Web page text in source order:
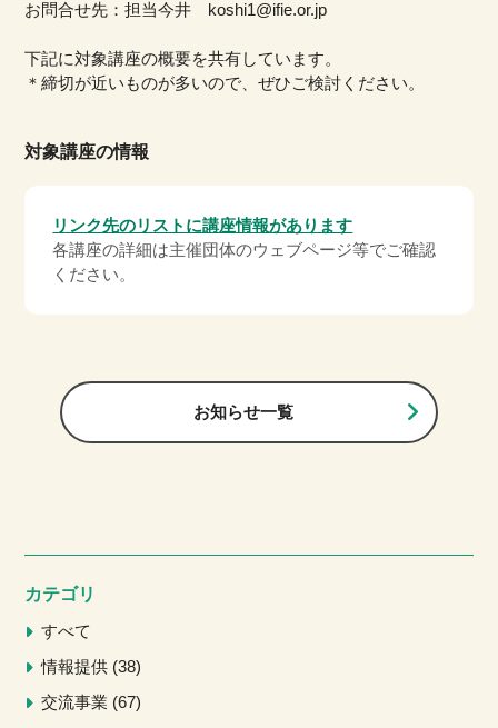
お問合せ先：担当今井 koshi1@ifie.or.jp
下記に対象講座の概要を共有しています。
＊締切が近いものが多いので、ぜひご検討ください。
対象講座の情報
リンク先のリストに講座情報があります
各講座の詳細は主催団体のウェブページ等でご確認
ください。
お知らせ一覧
カテゴリ
すべて
情報提供 38
交流事業
67